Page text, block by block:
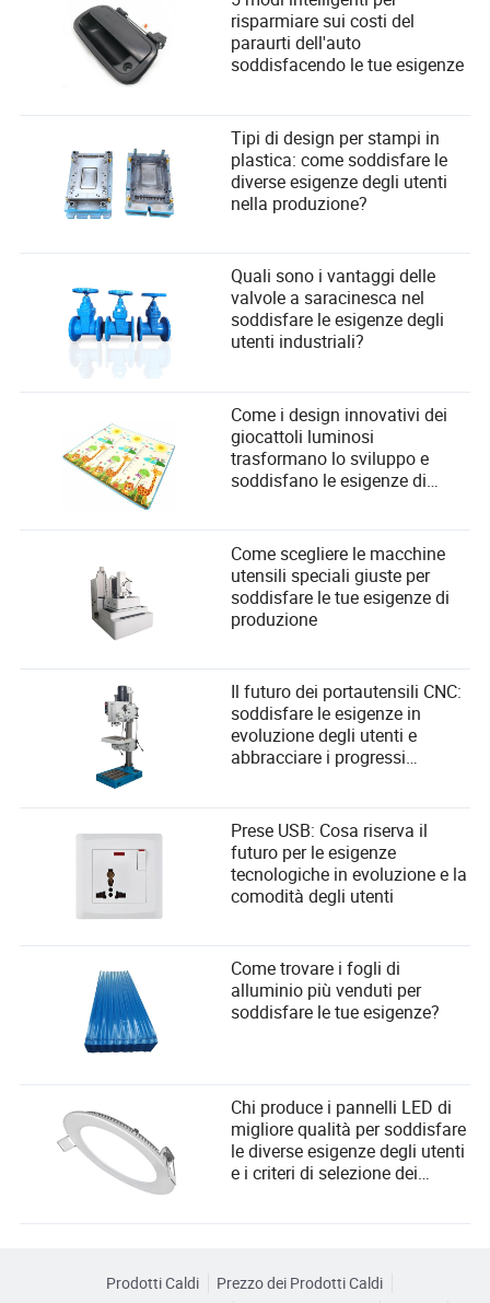
risparmiare sui costi del
paraurti dell'auto
soddisfacendo le tue esigenze
Tipi di design per stampi in
plastica: come soddisfare le
diverse esigenze degli utenti
nella produzione?
Quali sono i vantaggi delle
valvole a saracinesca nel
soddisfare le esigenze degli
utenti industriali?
Come i design innovativi dei
giocattoli luminosi
trasformano lo sviluppo e
soddisfano le esigenze di
Come scegliere le macchine
utensili speciali giuste per
soddisfare le tue esigenze di
produzione
Il futuro dei portautensili CNC:
soddisfare le esigenze in
evoluzione degli utenti e
abbracciare i progressi
Prese USB: Cosa riserva il
futuro per le esigenze
tecnologiche in evoluzione e la
comodità degli utenti
Come trovare i fogli di
alluminio più venduti per
soddisfare le tue esigenze?
Chi produce i pannelli LED di
migliore qualità per soddisfare
le diverse esigenze degli utenti
e i criteri di selezione dei
Prodotti Caldi
Prezzo dei Prodotti Caldi